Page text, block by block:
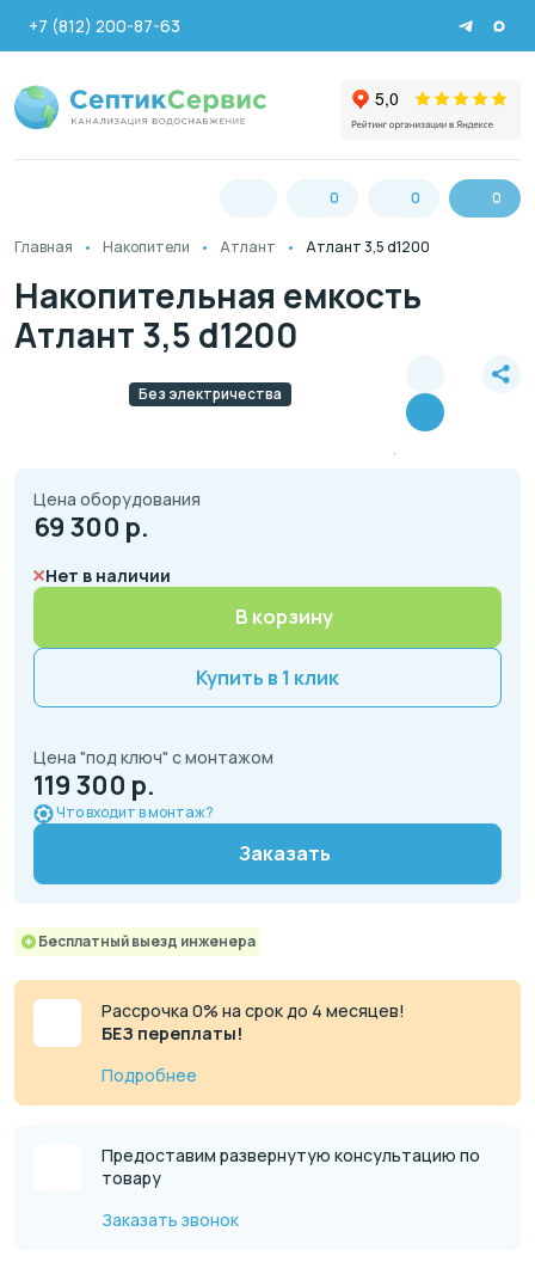
+7 (812) 200-87-63
0 0 0
Главная Накопители Атлант Атлант 3,5 d1200
Накопительная емкость
Атлант 3,5 d1200
Без электричества
Цена оборудования
69 300 р.
Нет в наличии
В корзину
Купить в 1 клик
Цена "под ключ" с монтажом
119 300 р.
Что входит в монтаж?
Заказать
Бесплатный выезд инженера
Рассрочка 0% на срок до 4 месяцев!
БЕЗ переплаты!
Подробнее
Предоставим развернутую консультацию по
товару
Заказать звонок